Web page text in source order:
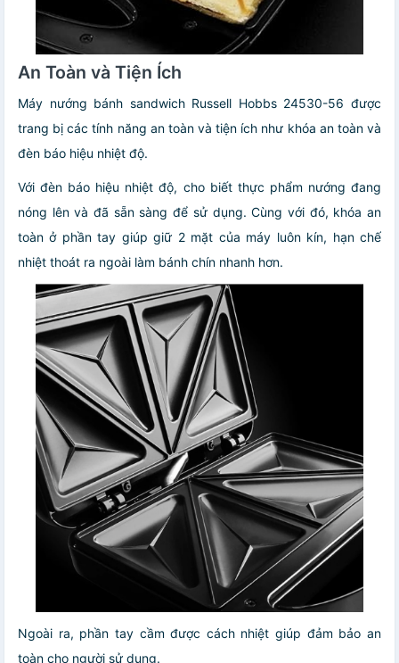
An Toàn và Tiện Ích
Máy nướng bánh sandwich Russell Hobbs 24530-56 được
trang bị các tính năng an toàn và tiện ích như khóa an toàn và
đèn báo hiệu nhiệt độ.
Với đèn báo hiệu nhiệt độ, cho biết thực phẩm nướng đang
nóng lên và đã sẵn sàng để sử dụng. Cùng với đó, khóa an
toàn ở phần tay giúp giữ 2 mặt của máy luôn kín, hạn chế
nhiệt thoát ra ngoài làm bánh chín nhanh hơn.
Ngoài ra, phần tay cầm được cách nhiệt giúp đảm bảo an
toàn cho người sử dụng.